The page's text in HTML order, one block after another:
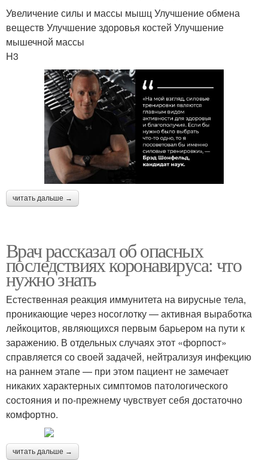
Увеличение силы и массы мышц Улучшение обмена
веществ Улучшение здоровья костей Улучшение
мышечной массы
H3
читать дальше →
Врач рассказал об опасных
последствиях коронавируса: что
нужно знать
Естественная реакция иммунитета на вирусные тела,
проникающие через носоглотку — активная выработка
лейкоцитов, являющихся первым барьером на пути к
заражению. В отдельных случаях этот «форпост»
справляется со своей задачей, нейтрализуя инфекцию
на раннем этапе — при этом пациент не замечает
никаких характерных симптомов патологического
состояния и по-прежнему чувствует себя достаточно
комфортно.
читать дальше →